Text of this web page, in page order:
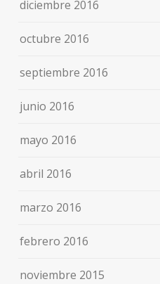
diciembre 2016
octubre 2016
septiembre 2016
junio 2016
mayo 2016
abril 2016
marzo 2016
febrero 2016
noviembre 2015